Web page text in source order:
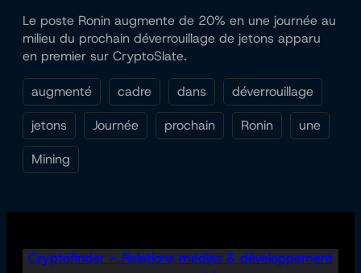
Le poste Ronin augmente de 20% en une journée au
milieu du prochain déverrouillage de jetons apparu
en premier sur CryptoSlate.
augmenté cadre dans
déverrouillage
jetons
Journée prochain Ronin
une
Mining
Cryptofinder – Relations médias & développement